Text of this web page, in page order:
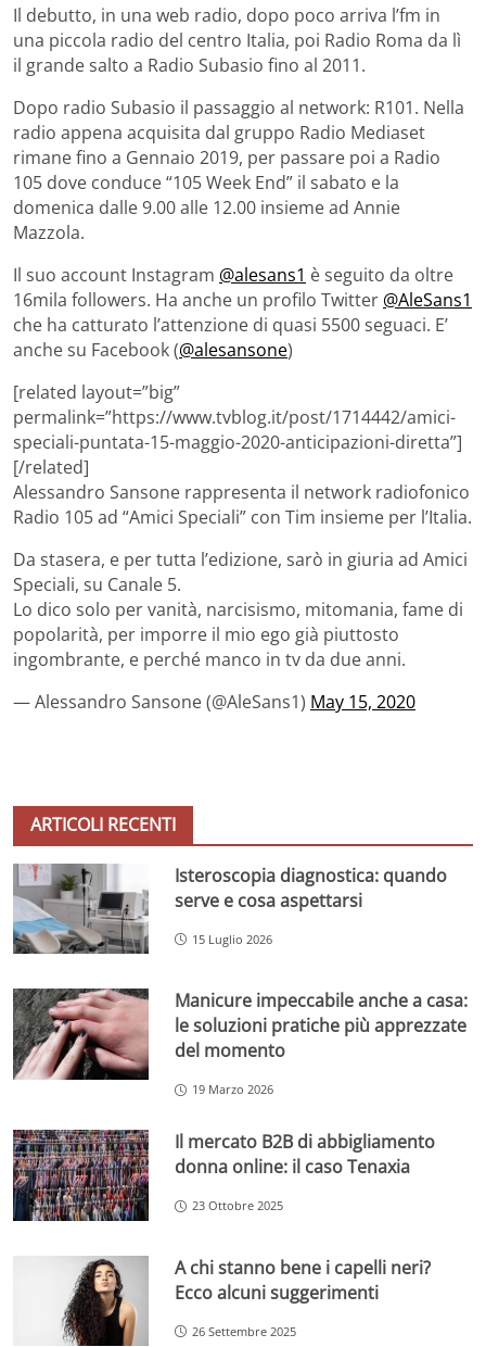
Il debutto, in una web radio, dopo poco arriva l’fm in
una piccola radio del centro Italia, poi Radio Roma da lì
il grande salto a Radio Subasio fino al 2011.
Dopo radio Subasio il passaggio al network: R101. Nella
radio appena acquisita dal gruppo Radio Mediaset
rimane fino a Gennaio 2019, per passare poi a Radio
105 dove conduce “105 Week End” il sabato e la
domenica dalle 9.00 alle 12.00 insieme ad Annie
Mazzola.
Il suo account Instagram @alesans1 è seguito da oltre
16mila followers. Ha anche un profilo Twitter @AleSans1
che ha catturato l’attenzione di quasi 5500 seguaci. E’
anche su Facebook (@alesansone)
[related layout=”big”
permalink=”https://www.tvblog.it/post/1714442/amici-
speciali-puntata-15-maggio-2020-anticipazioni-diretta”]
[/related]
Alessandro Sansone rappresenta il network radiofonico
Radio 105 ad “Amici Speciali” con Tim insieme per l’Italia.
Da stasera, e per tutta l’edizione, sarò in giuria ad Amici
Speciali, su Canale 5.
Lo dico solo per vanità, narcisismo, mitomania, fame di
popolarità, per imporre il mio ego già piuttosto
ingombrante, e perché manco in tv da due anni.
— Alessandro Sansone (@AleSans1) May 15, 2020
ARTICOLI RECENTI
Isteroscopia diagnostica: quando
serve e cosa aspettarsi
15 Luglio 2026
Manicure impeccabile anche a casa:
le soluzioni pratiche più apprezzate
del momento
19 Marzo 2026
Il mercato B2B di abbigliamento
donna online: il caso Tenaxia
23 Ottobre 2025
A chi stanno bene i capelli neri?
Ecco alcuni suggerimenti
26 Settembre 2025